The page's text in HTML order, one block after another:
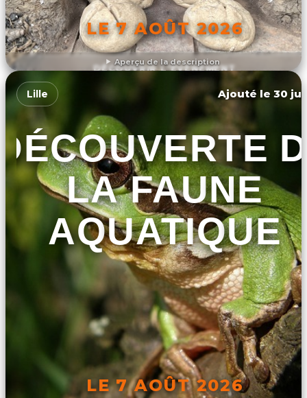
Aperçu de la description
LE 7 AOÛT 2026
DÉCOUVRIR L'ÉVÉNEMENT
Lille Ajouté le 30
LA FAUNE
AQUATIQUE
LE 7 AOÛT 2026